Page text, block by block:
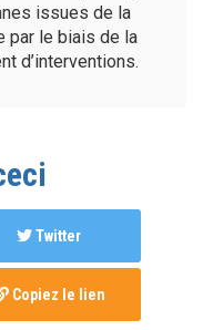
issues de la
par le biais de la
d’interventions.
Twitter
Copiez le lien